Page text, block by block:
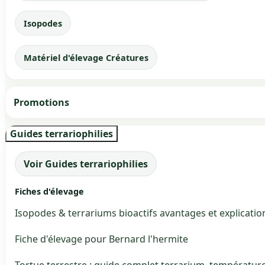
Isopodes
Matériel d'élevage Créatures
Promotions
Guides terrariophilies
Voir Guides terrariophilies
Fiches d'élevage
Isopodes & terrariums bioactifs avantages et
Fiche d'élevage pour Bernard l'hermite